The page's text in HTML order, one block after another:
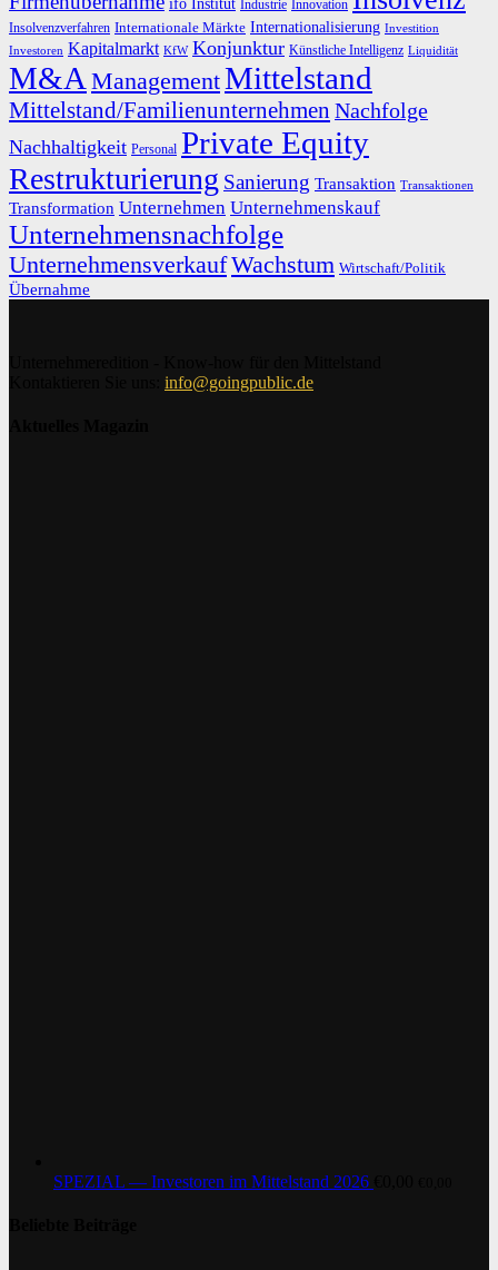
ifo Institut Industrie Innovation
Insolvenzverfahren Internationale Märkte Internationalisierung Investition
Investoren Kapitalmarkt KfW Konjunktur Künstliche Intelligenz Liquidität
M&A ManagementMittelstand
Mittelstand/Familienunternehmen Nachfolge
Nachhaltigkeit Personal Private Equity
Restrukturierung Sanierung Transaktion Transaktionen
Transformation Unternehmen Unternehmenskauf
Unternehmensnachfolge
UnternehmensverkaufWachstum Wirtschaft/Politik
Übernahme
info@goingpublic.de
SPEZIAL — Investoren im Mittelstand 2026